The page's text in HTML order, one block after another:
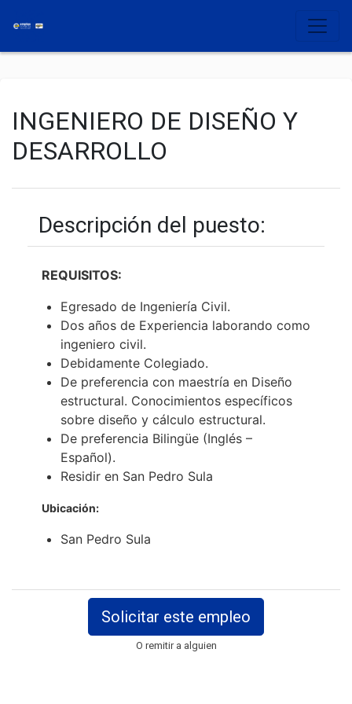
INGENIERO DE DISEÑO Y
DESARROLLO
Descripción del puesto:
REQUISITOS:
Egresado de Ingeniería Civil.
Dos años de Experiencia laborando como
ingeniero civil.
Debidamente Colegiado.
De preferencia con maestría en Diseño
estructural. Conocimientos específicos
sobre diseño y cálculo estructural.
De preferencia Bilingüe (Inglés –
Español).
Residir en San Pedro Sula
Ubicación:
San Pedro Sula
Solicitar este empleo
O remitir a alguien